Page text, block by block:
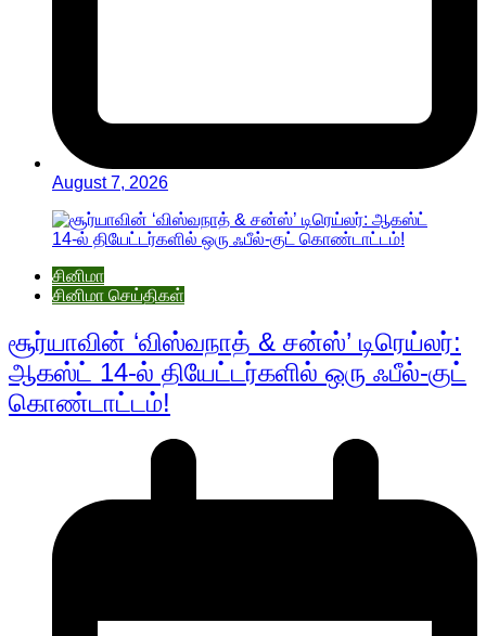
August 7, 2026
சினிமா
சினிமா செய்திகள்
சூர்யாவின் ‘விஸ்வநாத் & சன்ஸ்’ டிரெய்லர்:
ஆகஸ்ட் 14-ல் தியேட்டர்களில் ஒரு ஃபீல்-குட்
கொண்டாட்டம்!